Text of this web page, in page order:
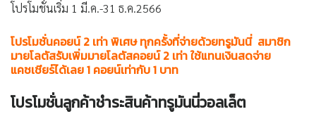
โปรโมชั่นเริ่ม 1 มี.ค.-31 ธ.ค.2566
โปรโมชั่นคอยน์ 2 เท่า พิเศษ ทุกครั้งที่จ่ายด้วยทรูมันนี่ สมาชิก
มายโลตัสรับเพิ่มมายโลตัสคอยน์ 2 เท่า ใช้แทนเงินสดจ่าย
แคชเชียร์ได้เลย 1 คอยน์เท่ากับ 1 บาท
โปรโมชั่นลูกค้าชำระสินค้าทรูมันนี่วอลเล็ต